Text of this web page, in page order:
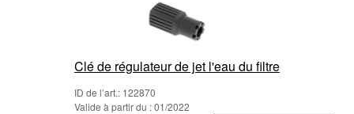
Clé de régulateur de jet l'eau du filtre
ID de l’art.: 122870
Valide à partir du : 01/2022